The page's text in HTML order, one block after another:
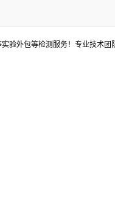
验外包等检测服务！专业技术